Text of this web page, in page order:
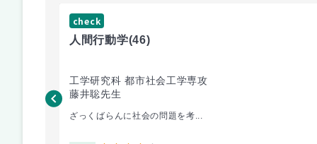
check
人間行動学(46)
工学研究科 都市社会工学専攻
藤井聡先生
ざっくばらんに社会の問題を考...